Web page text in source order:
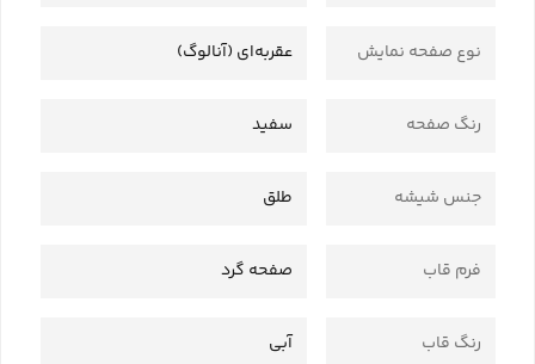
نوع صفحه نمایش عقربه‌ای (آنالوگ)
رنگ صفحه سفید
جنس شیشه طلق
فرم قاب صفحه گرد
رنگ قاب آبی